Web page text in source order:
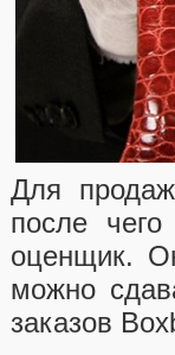
Для
после чего
оценщик.
можно
заказов